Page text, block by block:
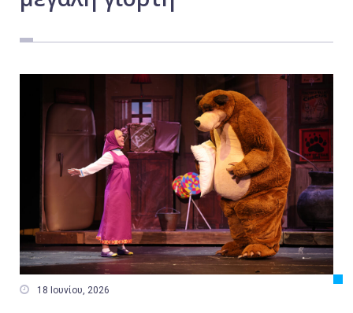
 18 Ιουνίου, 2026
Ελλάδα
Τοπικά
Αγροτικά
Οικονομία
Πολιτική
Αθλητικά
Αστυνομικό Δελτίο